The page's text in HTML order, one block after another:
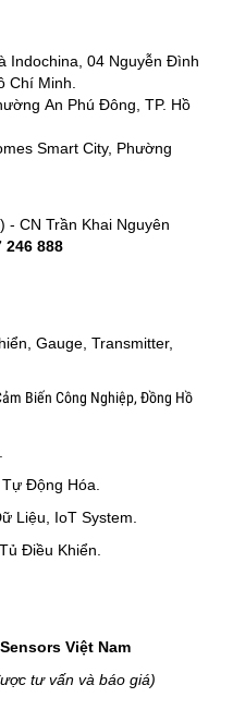
Indochina, 04 Nguyễn Đình
Chí Minh.
An Phú Đông, TP. Hồ
Smart City, Phường
- CN Trần Khai Nguyên
246 888
Gauge, Transmitter,
Biến Công Nghiệp, Đồng Hồ
Động Hóa.
Liệu, IoT System.
Điều Khiển.
Việt Nam
tư vấn và báo giá)